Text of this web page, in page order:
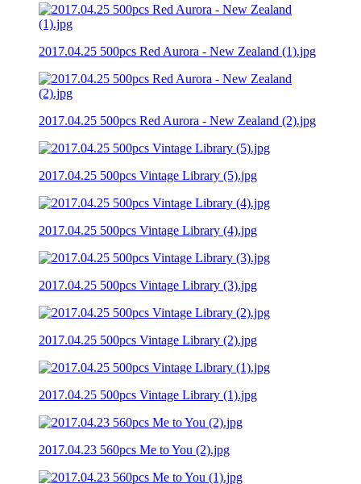
2017.04.25 500pcs Red Aurora - New Zealand (1).jpg
2017.04.25 500pcs Red Aurora - New Zealand (2).jpg
2017.04.25 500pcs Vintage Library (5).jpg
2017.04.25 500pcs Vintage Library (4).jpg
2017.04.25 500pcs Vintage Library (3).jpg
2017.04.25 500pcs Vintage Library (2).jpg
2017.04.25 500pcs Vintage Library (1).jpg
2017.04.23 560pcs Me to You (2).jpg